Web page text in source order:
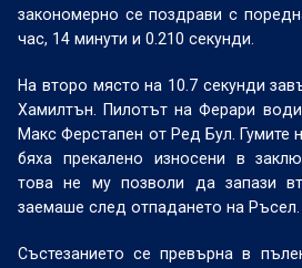
закономерно се поздрави с
час, 14 минути и 0.210 секунди.
На второ място на 10.7 секунди
Хамилтън. Пилотът на Ферари
Макс Ферстапен от Ред Бул. Гумите
бяха прекалено износени в
това не му позволи да запази
заемаше след отпадането на Ръсел.
Състезанието се превърна в